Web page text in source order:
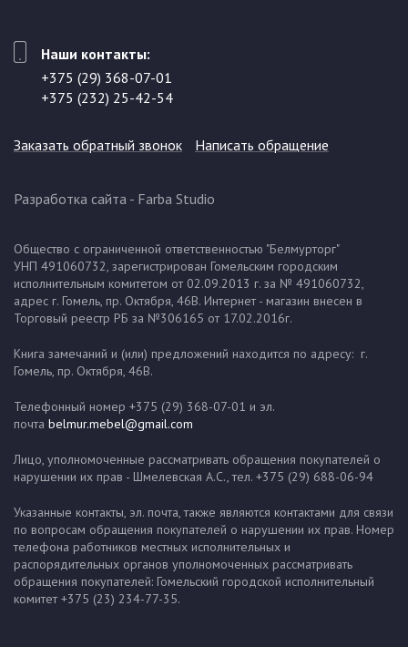
Наши контакты:
+375 (29) 368-07-01
+375 (232) 25-42-54
Заказать обратный звонок Написать обращение
Разработка сайта - Farba Studio
Общество с ограниченной ответственностью "Белмурторг"
УНП 491060732, зарегистрирован Гомельским городским
исполнительным комитетом от 02.09.2013 г. за № 491060732,
адрес г. Гомель, пр. Октября, 46В. Интернет - магазин внесен в
Торговый реестр РБ за №306165 от 17.02.2016г.
Книга замечаний и (или) предложений находится по адресу: г.
Гомель, пр. Октября, 46В.
Телефонный номер +375 (29) 368-07-01 и эл.
почта belmur.mebel@gmail.com
Лицо, уполномоченные рассматривать обращения покупателей о
нарушении их прав - Шмелевская А.С., тел. +375 (29) 688-06-94
Указанные контакты, эл. почта, также являются контактами для связи
по вопросам обращения покупателей о нарушении их прав. Номер
телефона работников местных исполнительных и
распорядительных органов уполномоченных рассматривать
обращения покупателей: Гомельский городской исполнительный
комитет +375 (23) 234-77-35.